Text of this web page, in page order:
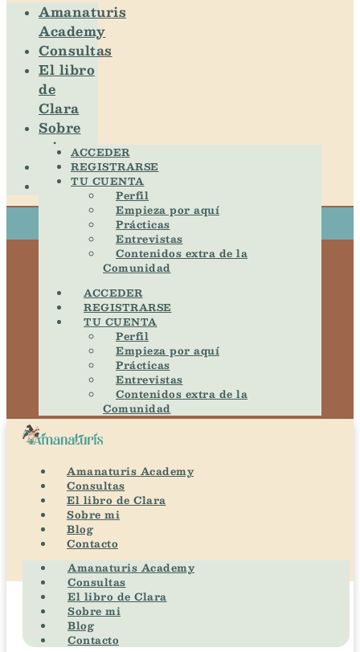
Amanaturis
Academy
Consultas
El libro
de
Clara
Sobre
mi
Blog
Contacto
ACCEDER
REGISTRARSE
TU CUENTA
Perfil
Empieza por aquí
Prácticas
Entrevistas
Contenidos extra de la
Comunidad
ACCEDER
REGISTRARSE
TU CUENTA
Perfil
Empieza por aquí
Prácticas
Entrevistas
Contenidos extra de la
Comunidad
Amanaturis Academy
Consultas
El libro de Clara
Sobre mi
Blog
Contacto
Amanaturis Academy
Consultas
El libro de Clara
Sobre mi
Blog
Contacto